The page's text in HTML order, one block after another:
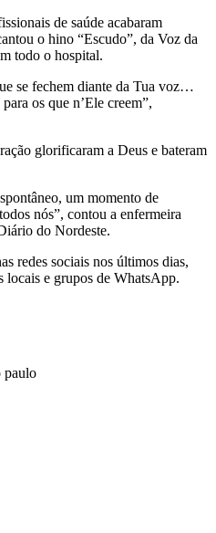
de saúde acabaram
o hino “Escudo”, da Voz da
todo o hospital.
se fechem diante da Tua voz…
os que n’Ele creem”,
glorificaram a Deus e bateram
um momento de
nós”, contou a enfermeira
do Nordeste.
redes sociais nos últimos dias,
locais e grupos de WhatsApp.
paulo